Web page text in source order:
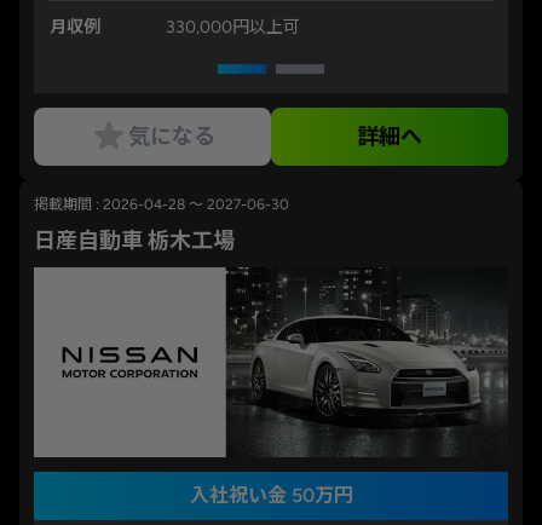
月収例 330,000円以上可
気になる 詳細へ
掲載期間 : 2026-04-28 ～ 2027-06-30
日産自動車 栃木工場
入社祝い金 50万円